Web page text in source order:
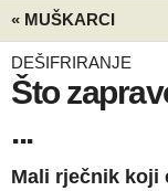
« MUŠKARCI
DEŠIFRIRANJE
Što
...
Mali rječnik koji